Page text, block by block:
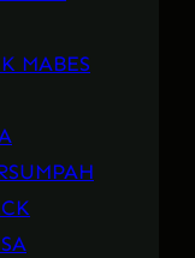
MABES